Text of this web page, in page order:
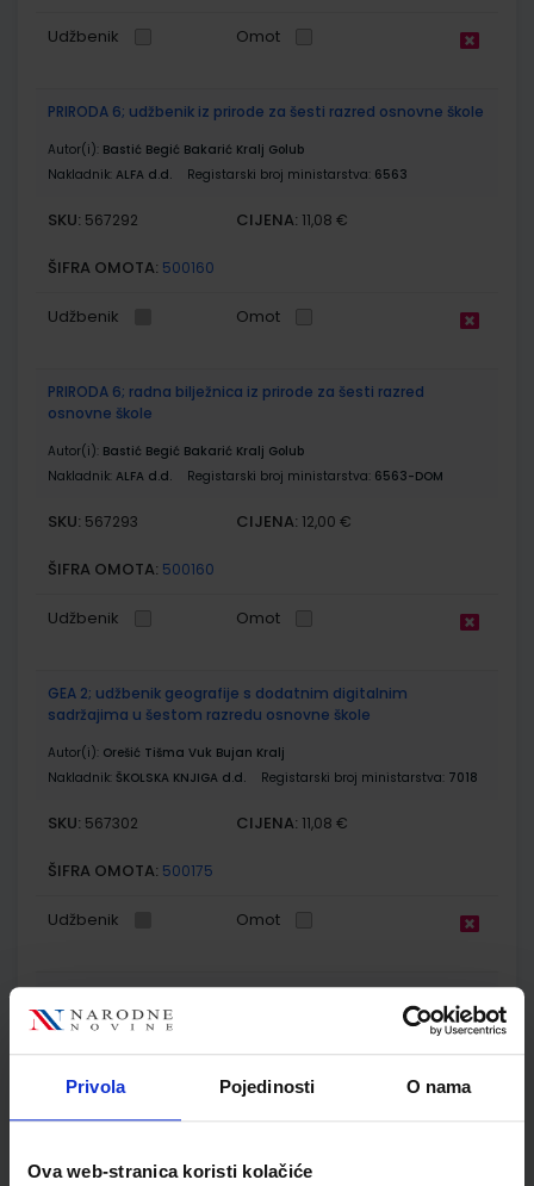
Privola Pojedinosti O nama
Ova web-stranica koristi kolačiće
Udžbenik Omot
PRIRODA 6; udžbenik iz prirode za šesti razred osnovne škole
Autor(i): Bastić Begić Bakarić Kralj Golub
Nakladnik: ALFA d.d. Registarski broj ministarstva: 6563
SKU: 567292 CIJENA: 11,08 €
ŠIFRA OMOTA: 500160
Udžbenik Omot
PRIRODA 6; radna bilježnica iz prirode za šesti razred
osnovne škole
Autor(i): Bastić Begić Bakarić Kralj Golub
Nakladnik: ALFA d.d. Registarski broj ministarstva: 6563-DOM
SKU: 567293 CIJENA: 12,00 €
ŠIFRA OMOTA: 500160
Udžbenik Omot
GEA 2; udžbenik geografije s dodatnim digitalnim
sadržajima u šestom razredu osnovne škole
Autor(i): Orešić Tišma Vuk Bujan Kralj
Nakladnik: ŠKOLSKA KNJIGA d.d. Registarski broj ministarstva: 7018
SKU: 567302 CIJENA: 11,08 €
ŠIFRA OMOTA: 500175
Udžbenik Omot
GEA 2; radna bilježnica za geografiju u šestom razredu
osnovne škole
Autor(i):Orešić Tišma Vuk Bujan Kralj
Nakladnik: ŠKOLSKA KNJIGA d.d. Registarski broj ministarstva:
DOM